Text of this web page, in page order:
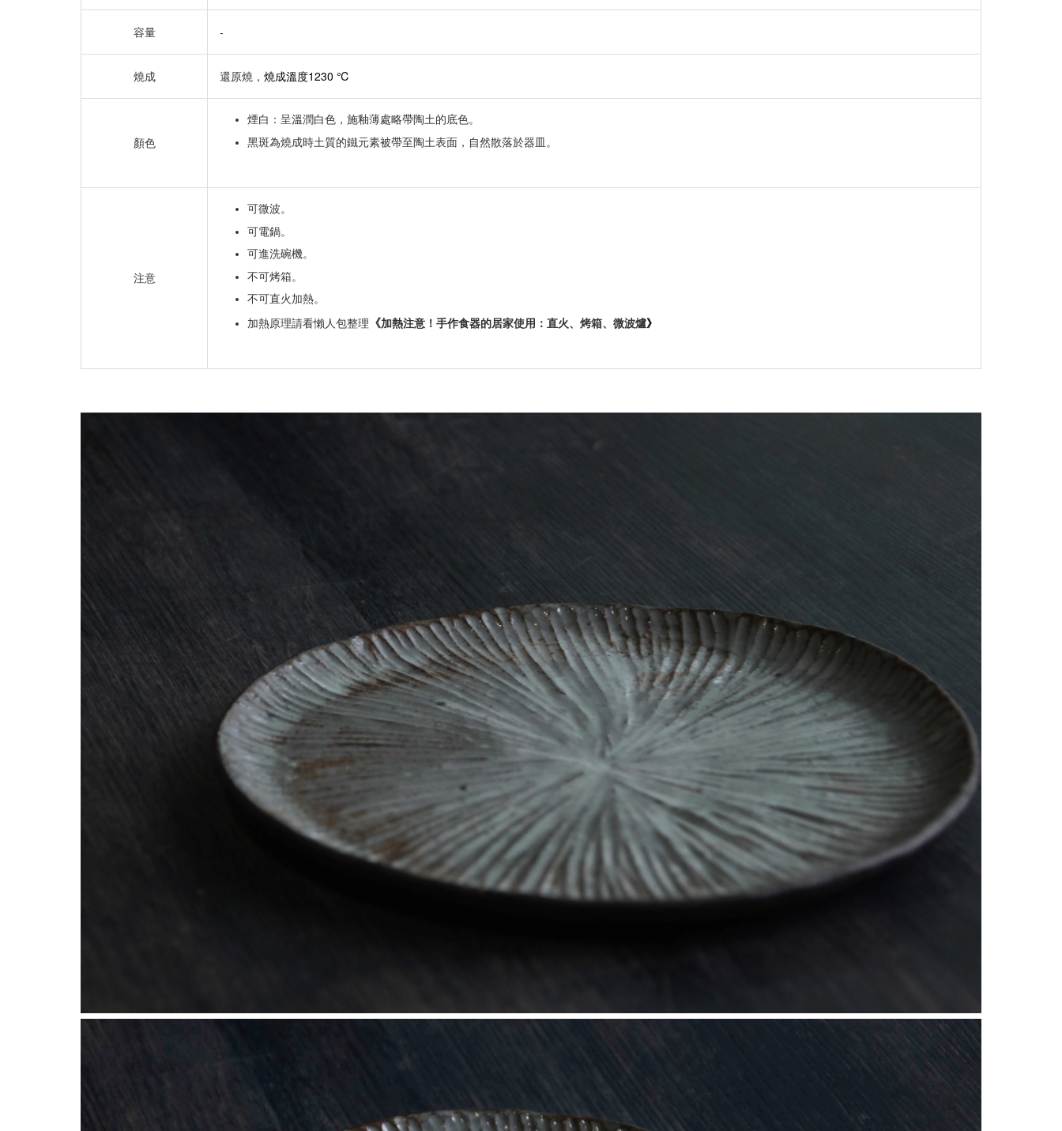
容量 -
燒成 還原燒， 燒成溫度1230 ℃
顏色
煙白：呈溫潤白色，施釉薄處略帶陶土的底色。
黑斑為燒成時土質的鐵元素被帶至陶土表面，自然散落於器皿。
注意
可微波。
可電鍋。
可進洗碗機。
不可烤箱。
不可直火加熱。
加熱原理請看懶人包整理 《加熱注意！手作食器的居家使用：直火、烤箱、微波爐》